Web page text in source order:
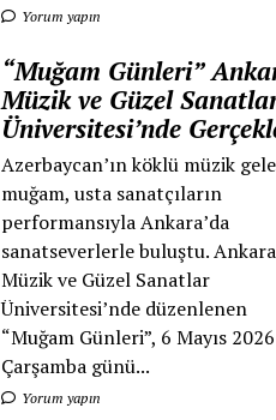
Yorum yapın
“Muğam Günleri”
Müzik ve Güzel
Üniversitesi’nde
Azerbaycan’ın köklü müzik
muğam, usta sanatçıların
performansıyla Ankara’da
sanatseverlerle buluştu. Ankara
Müzik ve Güzel Sanatlar
Üniversitesi’nde düzenlenen
“Muğam Günleri”, 6 Mayıs 2026
Çarşamba günü...
Yorum yapın